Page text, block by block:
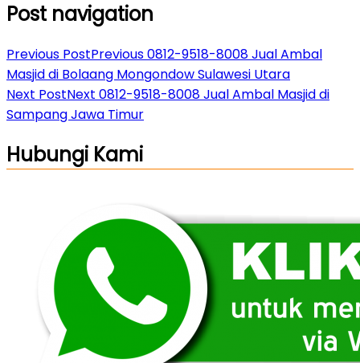
Post navigation
Previous PostPrevious0812-9518-8008 Jual Ambal
Masjid di Bolaang Mongondow Sulawesi Utara
Next PostNext 0812-9518-8008 Jual Ambal Masjid di
Sampang Jawa Timur
Hubungi Kami